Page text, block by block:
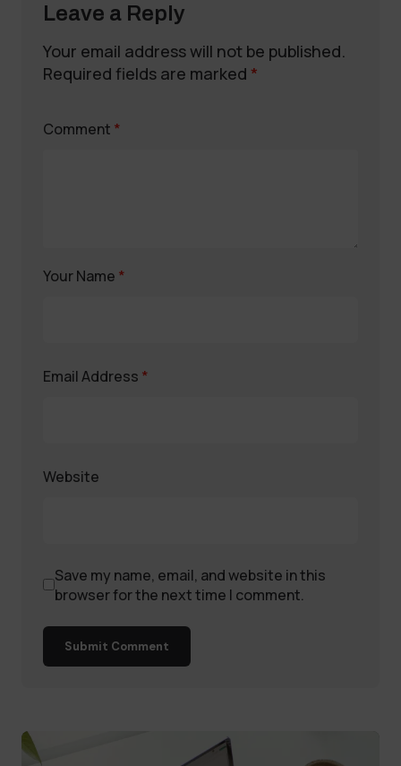
Leave a Reply
Your email address will not be published.
Required fields are marked *
Comment *
Your Name *
Email Address *
Website
Save my name, email, and website in this
browser for the next time I comment.
Submit Comment